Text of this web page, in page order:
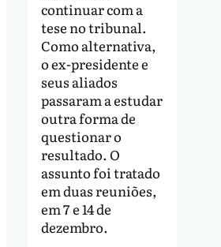
continuar com a
tese no tribunal.
Como alternativa,
o ex-presidente e
seus aliados
passaram a estudar
outra forma de
questionar o
resultado. O
assunto foi tratado
em duas reuniões,
em 7 e 14 de
dezembro.